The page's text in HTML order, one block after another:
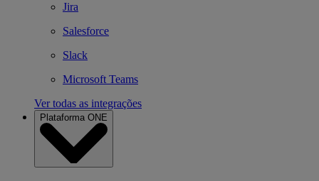
Jira
Salesforce
Slack
Microsoft Teams
Ver todas as integrações
Plataforma ONE